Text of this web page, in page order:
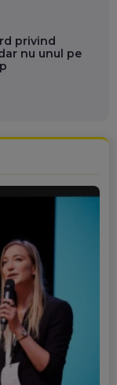
privind
nu unul pe